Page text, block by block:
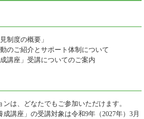
度の概要」
ご紹介とサポート体制について
座」受講についてのご案内
、どなたでもご参加いただけます。
」の受講対象は令和9年（2027年）3月